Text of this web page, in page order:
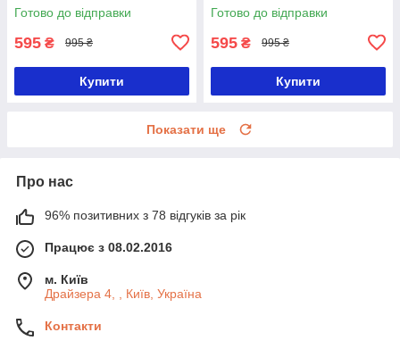
Готово до відправки
595 ₴ 995 ₴
Купити
Готово до відправки
595 ₴ 995 ₴
Купити
Показати ще
Про нас
96% позитивних з 78 відгуків за рік
Працює з 08.02.2016
м. Київ
Драйзера 4, , Київ, Україна
Контакти